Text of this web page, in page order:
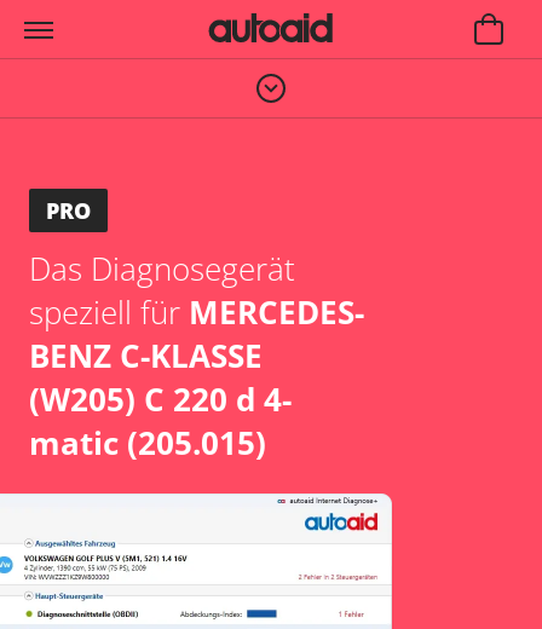
PRO
Das Diagnosegerät
speziell für MERCEDES-
BENZ C-KLASSE
(W205) C 220 d 4-
matic (205.015)